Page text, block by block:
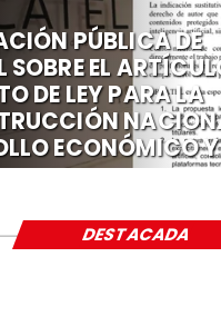
PÚBLICA DE
SOBRE EL
DE LEY PARA LA
ECONÓMICO Y
DESTACADA